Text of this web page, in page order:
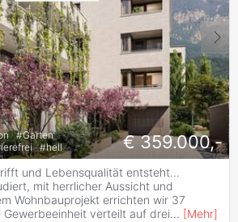
#Garten
#hell € 359.000,-
und Lebensqualität entsteht...
mit herrlicher Aussicht und
Wohnbauprojekt errichten wir 37
Gewerbeeinheit verteilt auf drei... [Mehr]